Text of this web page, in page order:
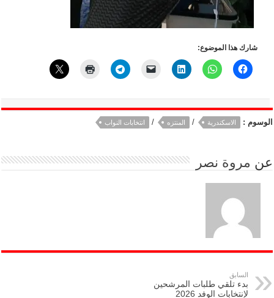
شارك هذا الموضوع:
الوسوم : الاسكندرية / المنتزه / انتخابات النواب
عن مروة نصر
السابق
بدء تلقي طلبات المرشحين
لإنتخابات الوفد 2026